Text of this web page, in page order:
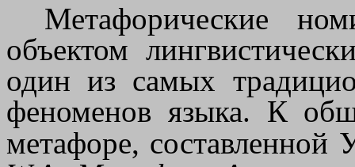
Метафорические
объектом
один из самых
феноменов языка. К
метафоре,